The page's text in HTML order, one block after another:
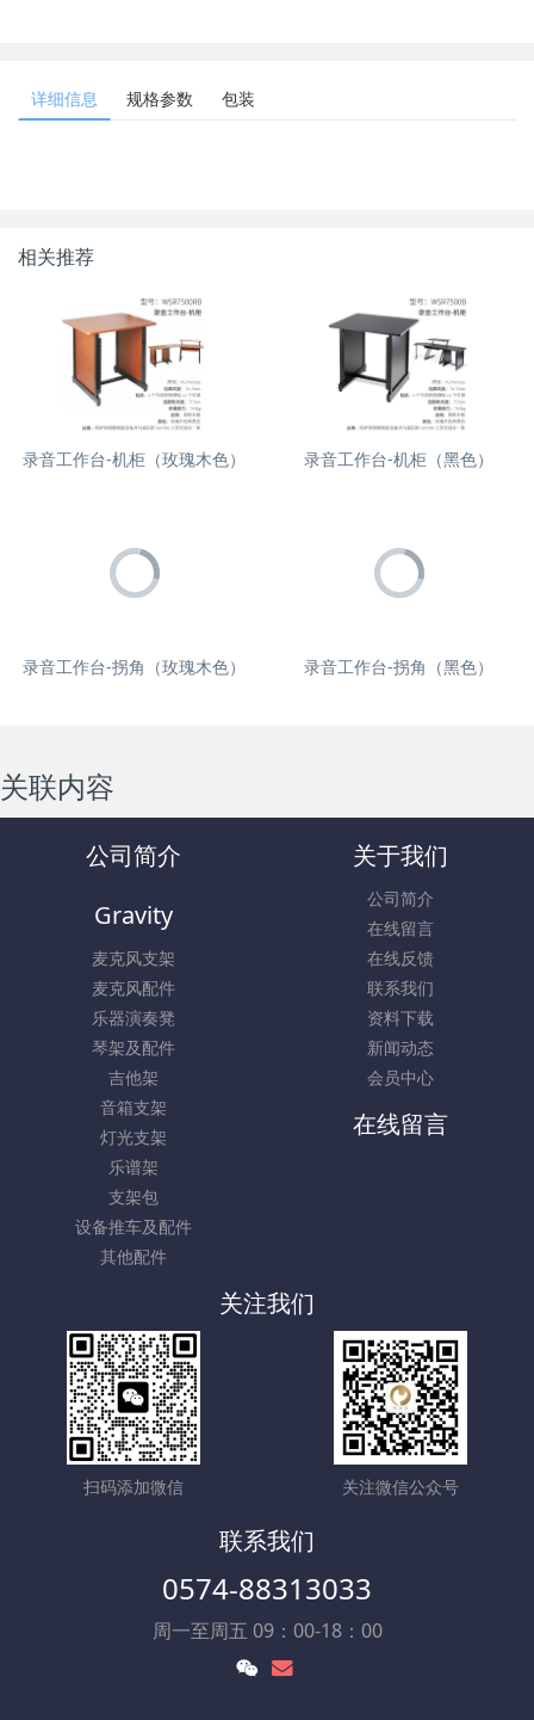
详细信息 规格参数 包装
相关推荐
录音工作台-机柜（玫瑰木色） 录音工作台-机柜（黑色）
录音工作台-拐角（玫瑰木色） 录音工作台-拐角（黑色）
关联内容
公司简介 关于我们
公司简介
在线留言
在线反馈
联系我们
资料下载
新闻动态
会员中心
Gravity
麦克风支架
麦克风配件
乐器演奏凳
琴架及配件
吉他架
音箱支架
灯光支架
乐谱架
支架包
设备推车及配件
其他配件
在线留言
关注我们
扫码添加微信 关注微信公众号
联系我们
0574-88313033
周一至周五 09：00-18：00